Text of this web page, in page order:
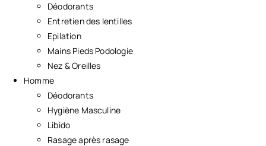
Déodorants
Entretien des lentilles
Epilation
Mains Pieds Podologie
Nez & Oreilles
Homme
Déodorants
Hygiène Masculine
Libido
Rasage après rasage